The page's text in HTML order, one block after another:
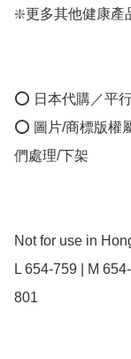
❇️更多其他健康產
⭕ 日本代購／平
⭕ 圖片/商標版權
們處理/下架
Not for use in
L 654-759 | M
801